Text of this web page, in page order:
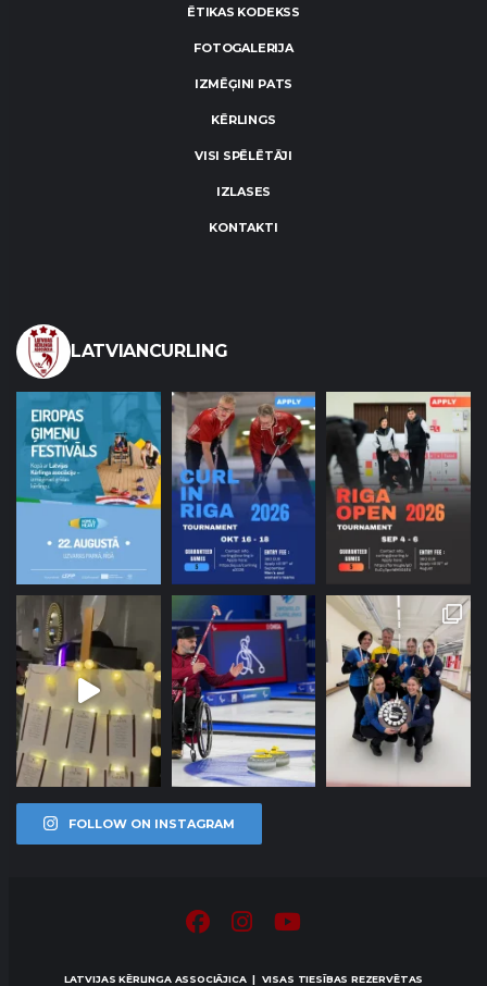
ĒTIKAS KODEKSS
FOTOGALERIJA
IZMĒĢINI PATS
KĒRLINGS
VISI SPĒLĒTĀJI
IZLASES
KONTAKTI
LATVIANCURLING
FOLLOW ON INSTAGRAM
LATVIJAS KĒRLINGA ASSOCIĀJICA | VISAS TIESĪBAS REZERVĒTAS